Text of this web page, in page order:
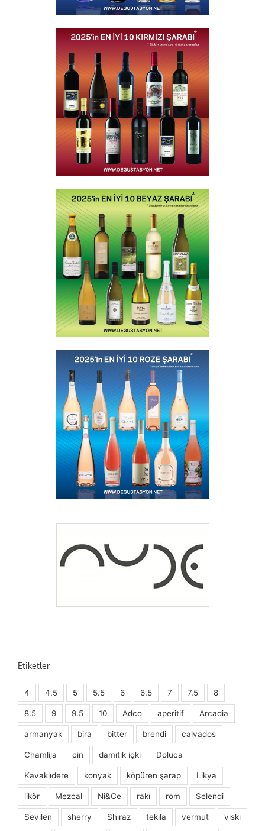
Etiketler
4 4.5 5 5.5 6 6.5 7 7.5 8
8.5 9 9.5 10 Adco aperitif Arcadia
armanyak bira bitter brendi calvados
Chamlija cin damıtık içki Doluca
Kavaklıdere konyak köpüren şarap Likya
likör Mezcal Ni&Ce rakı rom Selendi
Sevilen sherry Shiraz tekila vermut viski